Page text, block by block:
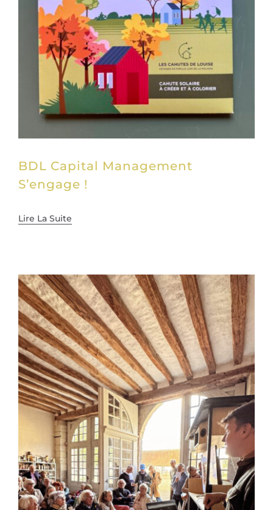
BDL Capital Management
S’engage !
Lire La Suite